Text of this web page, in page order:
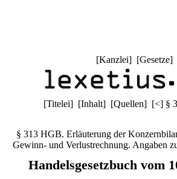
[Kanzlei] [Gesetze]
[Titelei] [Inhalt] [Quellen] [<] §
§ 313 HGB. Erläuterung der
Gewinn- und Verlustrechnung. Angaben
Handelsgesetzbuch vom